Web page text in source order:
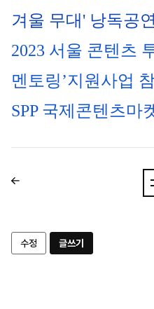
겨울 무대' 낭독공
2023 서울 콘텐츠
멘토링’지원사업
SPP 국제콘텐츠마
수정 글쓰기